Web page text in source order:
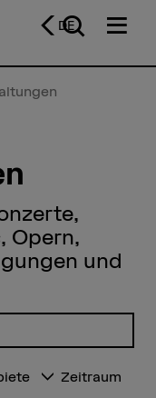
DE
Opern,
und
Zeitraum